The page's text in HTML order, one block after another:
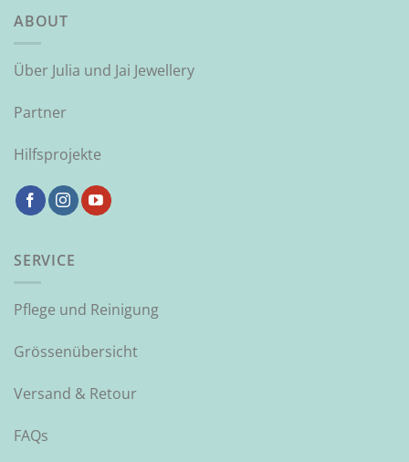
ABOUT
Über Julia und Jai Jewellery
Partner
Hilfsprojekte
SERVICE
Pflege und Reinigung
Grössenübersicht
Versand & Retour
FAQs